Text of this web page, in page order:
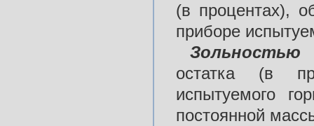
(в процентах),
приборе
Зольностью
остатка (в
испытуемого
постоянной